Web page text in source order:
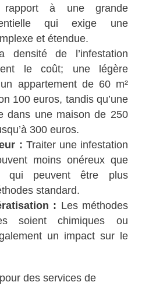
rapport à une grande
qui exige une
et étendue.
densité de l’infestation
le coût; une légère
appartement de 60 m²
100 euros, tandis qu’une
dans une maison de 250
300 euros.
: Traiter une infestation
moins onéreux que
qui peuvent être plus
standard.
: Les méthodes
soient chimiques ou
un impact sur le
des services de